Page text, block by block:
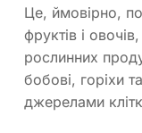
Це, ймовірно,
фруктів і
рослинних
бобові, горіхи
джерелами